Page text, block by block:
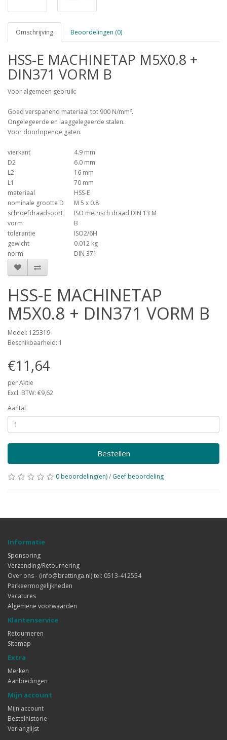
Omschrijving Beoordelingen (0)
HSS-E MACHINETAP M5X0.8 +
DIN371 VORM B
Voor algemeen gebruik:
Goed verspanend materiaal tot 900 N/mm².
Ongelegeerde en laaggelegeerde stalen.
Voor doorlopende gaten.
vierkant
4.9 mm
D2
6.0 mm
L2
16 mm
L1
70 mm
materiaal
HSS-E
nominale grootte D
M 5 x 0.8
schroefdraadsoort
ISO metrisch draad DIN 13 M
vorm
B
tolerantie
ISO2/6H
gewicht
0.012 kg
norm
DIN 371
HSS-E MACHINETAP
M5X0.8 + DIN371 VORM B
Model: 125319
Beschikbaarheid: 1
€11,64
per Aktie
Excl. BTW: €9,62
Aantal
Bestellen
0 beoordeling(en)/ Geef beoordeling
Informatie
Sponsoring
Verzending/Retournering
Over ons - (info@brattinga.nl) tel: 0513-412554
Parkeermogelijkheden
Vacatures
Algemene voorwaarden
Klantenservice
Retourneren
Sitemap
Extra
Merken
Aanbiedingen
Mijn account
Mijn account
Bestelhistorie
Verlanglijst